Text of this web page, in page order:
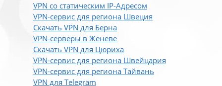
VPN со статическим IP-Адресом
VPN-сервис для региона Швеция
Скачать VPN для Берна
VPN-серверы в Женеве
Скачать VPN для Цюриха
VPN-сервис для региона Швейцария
VPN-сервис для региона Тайвань
VPN для Telegram